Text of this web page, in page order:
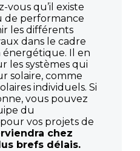
vous qu’il existe
de performance
les différents
dans le cadre
énergétique. Il en
les systèmes qui
solaire, comme
individuels. Si
vous pouvez
du
pour vos projets de
chez
brefs délais.